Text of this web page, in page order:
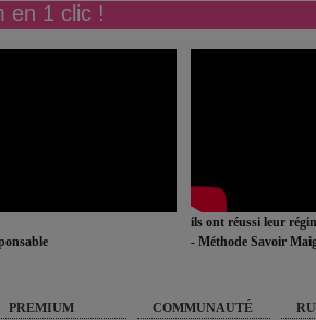
en 1 clic !
ils ont réussi leur
- Méthode Savoir
PREMIUM COMMUNAUTÉ